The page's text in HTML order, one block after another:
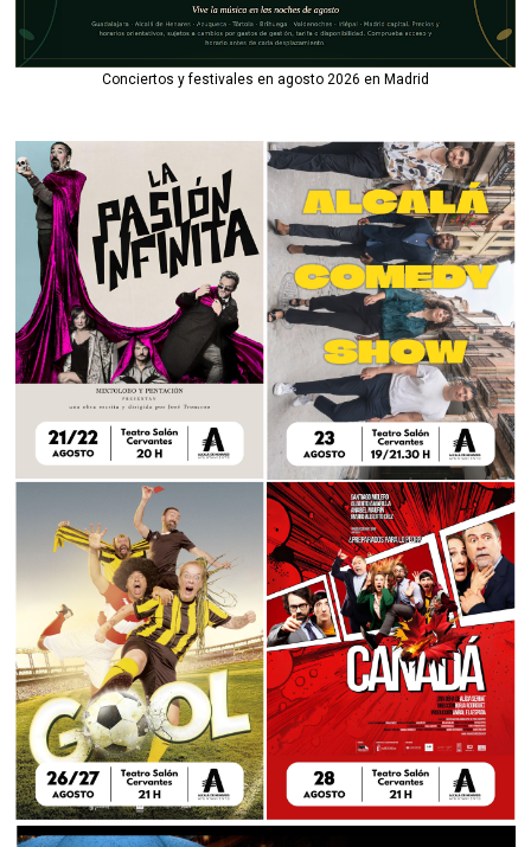
Conciertos y festivales en agosto 2026 en Madrid